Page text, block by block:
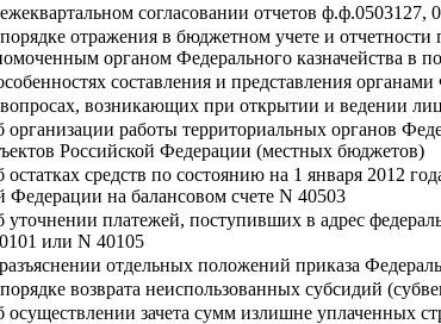
согласовании отчетов ф.ф.0503127,
отражения в бюджетном учете и
органом Федерального казначейства в
составления и представления
возникающих при открытии и ведении
организации работы территориальных органов
Российской Федерации (местных бюджетов)
остатках средств по состоянию на 1 января 2012
Федерации на балансовом счете N 40503
уточнении платежей, поступивших в адрес
или N 40105
отдельных положений приказа
возврата неиспользованных субсидий
осуществлении зачета сумм излишне уплаченных